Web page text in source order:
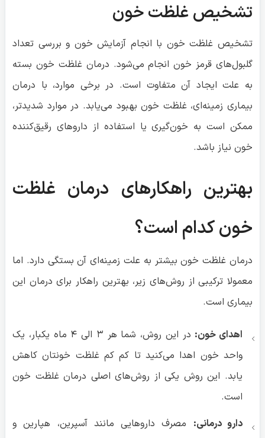
تشخیص غلظت خون
تشخیص غلظت خون با انجام آزمایش خون و بررسی تعداد
گلبول‌های قرمز خون انجام می‌شود. درمان غلظت خون بسته
به علت ایجاد آن متفاوت است. در برخی موارد، با درمان
بیماری زمینه‌ای، غلظت خون بهبود می‌یابد. در موارد شدیدتر،
ممکن است به خون‌گیری یا استفاده از داروهای رقیق‌کننده
خون نیاز باشد.
بهترین راهکارهای درمان غلظت
خون کدام است؟
درمان غلظت خون بیشتر به علت زمینه‌ای آن بستگی دارد. اما
معمولا ترکیبی از روش‌های زیر، بهترین راهکار برای درمان این
بیماری است.
اهدای خون:
در این روش، شما هر ۳ الی ۴ ماه یکبار، یک
واحد خون اهدا می‌کنید تا کم کم غلظت خونتان کاهش
یابد. این روش یکی از روش‌های اصلی درمان غلظت خون
است.
دارو درمانی: مصرف داروهایی مانند آسپرین، هپارین و